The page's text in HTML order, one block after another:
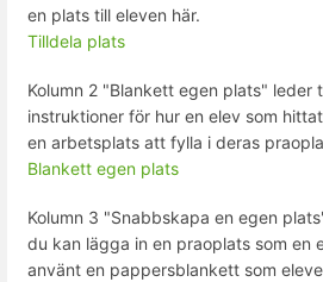
en plats till eleven här.
Tilldela plats
Kolumn 2 "Blankett egen plats" leder
instruktioner för hur en elev som
en arbetsplats att fylla i deras
Blankett egen plats
Kolumn 3 "Snabbskapa en egen
du kan lägga in en praoplats som en
använt en pappersblankett som